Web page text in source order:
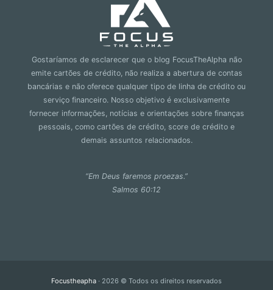
Gostaríamos de esclarecer que o blog FocusTheAlpha não
emite cartões de crédito, não realiza a abertura de contas
bancárias e não oferece qualquer tipo de linha de crédito ou
serviço financeiro. Nosso objetivo é exclusivamente
fornecer informações, notícias e orientações sobre finanças
pessoais, como cartões de crédito, score de crédito e
demais assuntos relacionados.
“Em Deus faremos proezas.”
Salmos 60:12
Focustheapha · 2026 © Todos os direitos reservados